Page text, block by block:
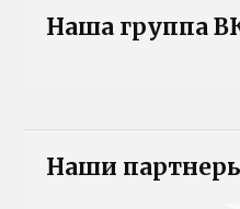
Наша группа
Наши